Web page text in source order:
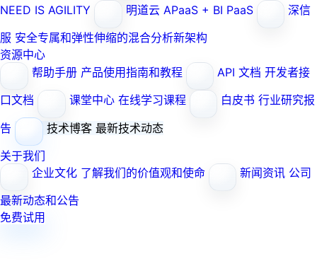
NEED IS AGILITY
明道云 APaaS + BI PaaS
深信
服 安全专属和弹性伸缩的混合分析新架构
资源中心
帮助手册 产品使用指南和教程 API 文档 开发者接
口文档
课堂中心 在线学习课程 白皮书 行业研究报
告
技术博客 最新技术动态
关于我们
企业文化 了解我们的价值观和使命 新闻资讯 公司
最新动态和公告
免费试用